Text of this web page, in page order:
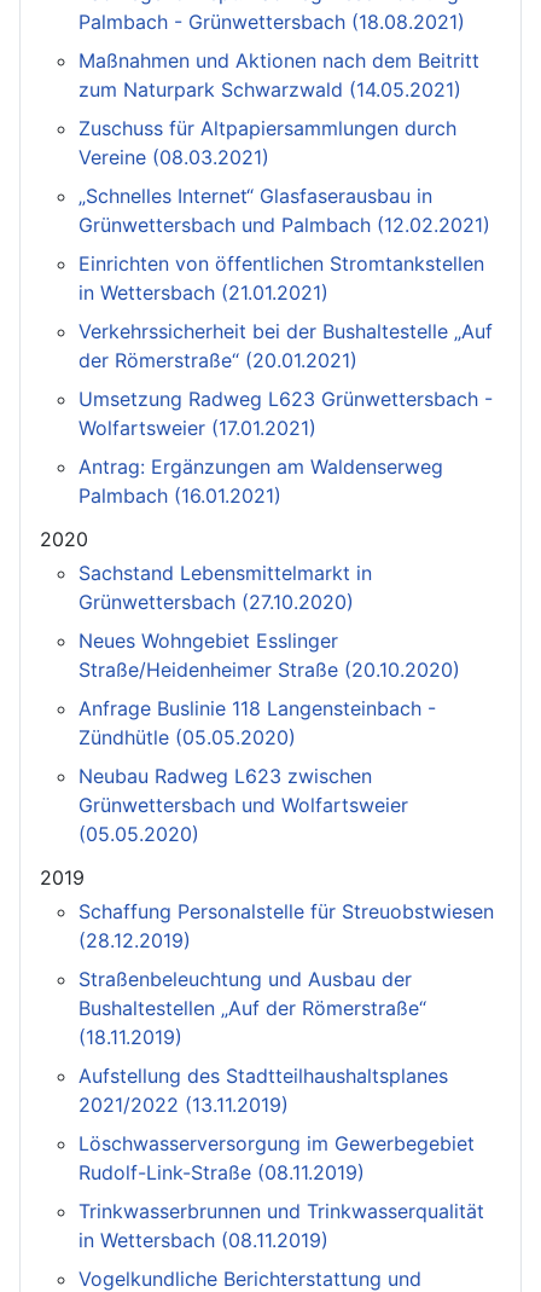
Palmbach - Grünwettersbach (18.08.2021)
Maßnahmen und Aktionen nach dem Beitritt
zum Naturpark Schwarzwald (14.05.2021)
Zuschuss für Altpapiersammlungen durch
Vereine (08.03.2021)
„Schnelles Internet“ Glasfaserausbau in
Grünwettersbach und Palmbach (12.02.2021)
Einrichten von öffentlichen Stromtankstellen
in Wettersbach (21.01.2021)
Verkehrssicherheit bei der Bushaltestelle „Auf
der Römerstraße“ (20.01.2021)
Umsetzung Radweg L623 Grünwettersbach -
Wolfartsweier (17.01.2021)
Antrag: Ergänzungen am Waldenserweg
Palmbach (16.01.2021)
2020
Sachstand Lebensmittelmarkt in
Grünwettersbach (27.10.2020)
Neues Wohngebiet Esslinger
Straße/Heidenheimer Straße (20.10.2020)
Anfrage Buslinie 118 Langensteinbach -
Zündhütle (05.05.2020)
Neubau Radweg L623 zwischen
Grünwettersbach und Wolfartsweier
(05.05.2020)
2019
Schaffung Personalstelle für Streuobstwiesen
(28.12.2019)
Straßenbeleuchtung und Ausbau der
Bushaltestellen „Auf der Römerstraße“
(18.11.2019)
Aufstellung des Stadtteilhaushaltsplanes
2021/2022 (13.11.2019)
Löschwasserversorgung im Gewerbegebiet
Rudolf-Link-Straße (08.11.2019)
Trinkwasserbrunnen und Trinkwasserqualität
in Wettersbach (08.11.2019)
Vogelkundliche Berichterstattung und